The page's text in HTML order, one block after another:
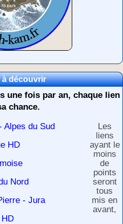
à découvrir
une fois par an, chaque lien
chance.
Alpes du Sud
HD
Nord
- Jura
Les
liens
ayant le
moins
de
points
seront
tous
mis en
avant,